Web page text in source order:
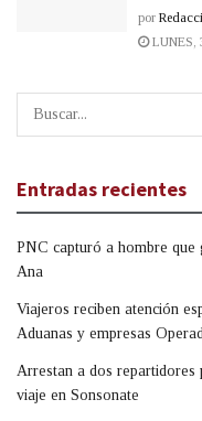
por
LUNES,
Entradas recientes
PNC capturó a hombre que
Ana
Viajeros reciben atención
Aduanas y empresas
Arrestan a dos
viaje en Sonsonate